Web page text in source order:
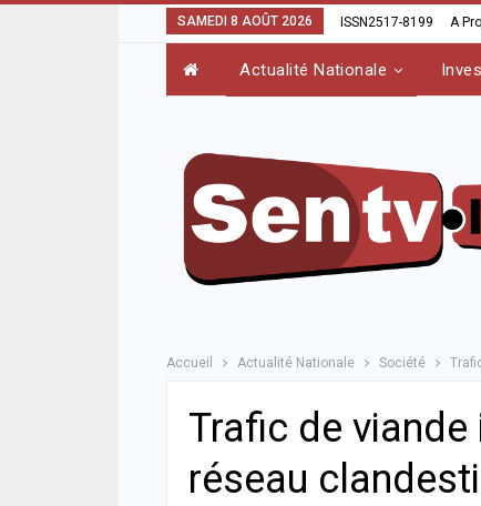
SAMEDI 8 AOÛT 2026 ISSN2517-8199 A
Actualité Nationale
Accueil Actualité Nationale Société
Trafic de viande
réseau